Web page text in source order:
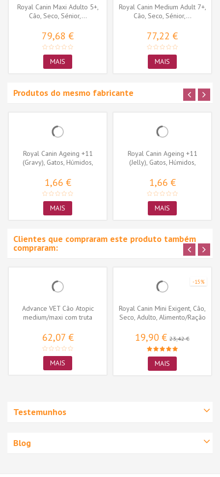
Royal Canin Maxi Adulto 5+,
Cão, Seco, Sénior,...
79,68 €
MAIS
Royal Canin Medium Adult 7+,
Cão, Seco, Sénior,...
77,22 €
MAIS
Produtos do mesmo fabricante
Royal Canin Ageing +11
(Gravy), Gatos, Húmidos,
1,66 €
MAIS
Royal Canin Ageing +11
(Jelly), Gatos, Húmidos,
1,66 €
MAIS
Clientes que compraram este produto também
compraram:
Advance VET Cão Atopic
medium/maxi com truta
62,07 €
MAIS
-15%
Royal Canin Mini Exigent, Cão,
Seco, Adulto, Alimento/Ração
19,90 € 23,42 €
MAIS
Testemunhos
Blog